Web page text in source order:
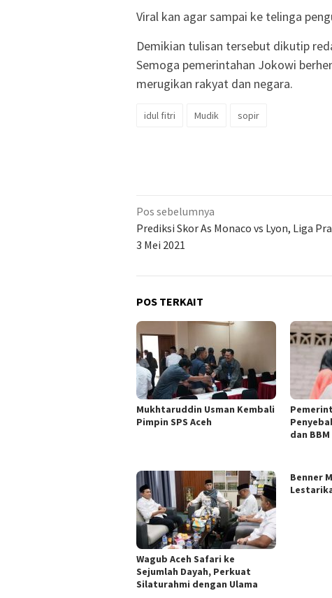
Viral kan agar sampai ke telinga
Demikian tulisan tersebut dikutip
Semoga pemerintahan Jokowi
merugikan rakyat dan negara.
idul fitri Mudik sopir
Navigasi
pos
Pos sebelumnya
Prediksi Skor As Monaco vs Lyon, Liga
3 Mei 2021
POS TERKAIT
Mukhtaruddin Usman Kembali
Pimpin SPS Aceh
dan BBM
Wagub Aceh Safari ke
Sejumlah Dayah, Perkuat
Silaturahmi dengan Ulama
Benner